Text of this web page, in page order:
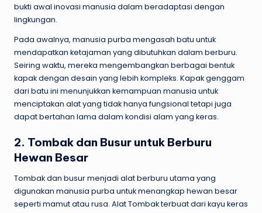
bukti awal inovasi manusia dalam beradaptasi dengan
lingkungan.
Pada awalnya, manusia purba mengasah batu untuk
mendapatkan ketajaman yang dibutuhkan dalam berburu.
Seiring waktu, mereka mengembangkan berbagai bentuk
kapak dengan desain yang lebih kompleks. Kapak genggam
dari batu ini menunjukkan kemampuan manusia untuk
menciptakan alat yang tidak hanya fungsional tetapi juga
dapat bertahan lama dalam kondisi alam yang keras.
2. Tombak dan Busur untuk Berburu
Hewan Besar
Tombak dan busur menjadi alat berburu utama yang
digunakan manusia purba untuk menangkap hewan besar
seperti mamut atau rusa. Alat Tombak terbuat dari kayu keras